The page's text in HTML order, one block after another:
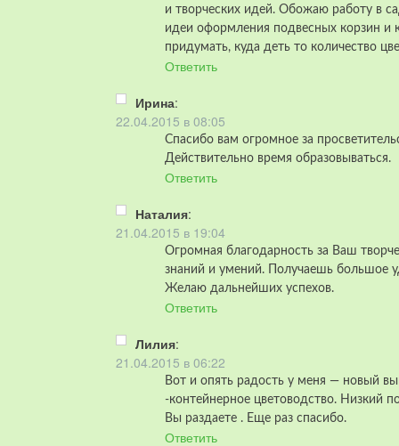
и творческих идей. Обожаю работу в
идеи оформления подвесных корзин и
придумать, куда деть то количество
Ответить
Ирина:
22.04.2015 в 08:05
Спасибо вам огромное за
Действительно время образовываться.
Ответить
Наталия:
21.04.2015 в 19:04
Огромная благодарность за Ваш
знаний и умений. Получаешь большое
Желаю дальнейших успехов.
Ответить
Лилия:
21.04.2015 в 06:22
Вот и опять радость у меня — новый
-контейнерное цветоводство. Низкий
Вы раздаете . Еще раз спасибо.
Ответить